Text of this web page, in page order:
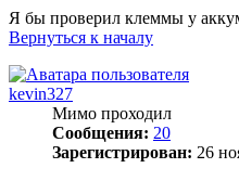
Я бы проверил клеммы у
Вернуться к началу
kevin327
Мимо проходил
Сообщения: 20
Зарегистрирован: 26